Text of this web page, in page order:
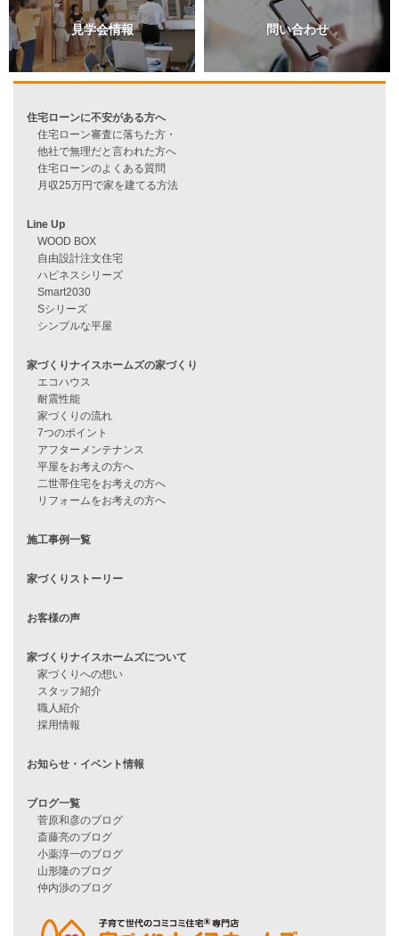
過去のブログ（月別）
資料請求
見学会情報
住宅ローンに不安がある方へ
他社で無理だと言われた方へ
月収25万円で家を建てる方法
Line Up
WOOD BOX
自由設計注文住宅
ハピネスシリーズ
Smart2030
シンプルな平屋
家づくりナイスホームズの家づくり
エコハウス
耐震性能
家づくりの流れ
7つのポイント
平屋をお考えの方へ